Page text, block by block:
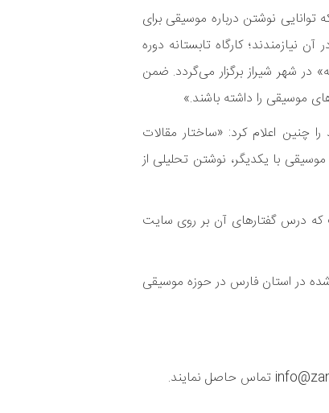
نوشتن درباره موسیقی برای
کارگاه تابستانه دوره
در شهر شیراز برگزار می‌گردد. ضمن
موسیقی را داشته باشند.»
چنین اعلام کرد: «ساختار مقالات
با یکدیگر، نوشتن تحلیلی از
موسیقی» دایر ساخت که درس گفتارهای آن بر روی سایت
نشریه رسمی منتشر شده در استان فارس در حوزه موسیقی